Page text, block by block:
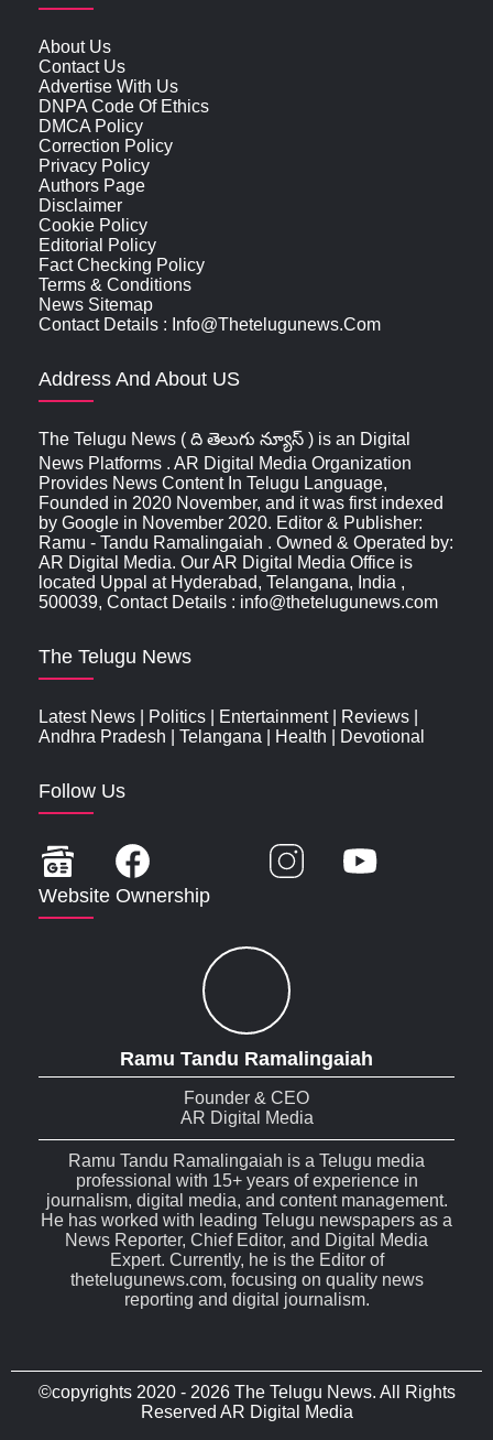
About Us
Contact Us
Advertise With Us
DNPA Code Of Ethics
DMCA Policy
Correction Policy
Privacy Policy
Authors Page
Disclaimer
Cookie Policy
Editorial Policy
Fact Checking Policy
Terms & Conditions
News Sitemap
Contact Details : Info@thetelugunews.com
Address And About US
The Telugu News ( ది తెలుగు న్యూస్‌ ) is an Digital
News Platforms . AR Digital Media Organization
Provides News Content In Telugu Language,
Founded in 2020 November, and it was first indexed
by Google in November 2020. Editor & Publisher:
Ramu - Tandu Ramalingaiah . Owned & Operated by:
AR Digital Media. Our AR Digital Media Office is
located Uppal at Hyderabad, Telangana, India ,
500039, Contact Details : info@thetelugunews.com
The Telugu News
Latest News Politics Entertainment| Reviews
Andhra Pradesh
Telangana Health Devotional
Follow Us
Website Ownership
Ramu Tandu Ramalingaiah
Founder & CEO
AR Digital Media
Ramu Tandu Ramalingaiah is a Telugu media
professional with 15+ years of experience in
journalism, digital media, and content management.
He has worked with leading Telugu newspapers as a
News Reporter, Chief Editor, and Digital Media
Expert. Currently, he is the Editor of
thetelugunews.com, focusing on quality news
reporting and digital journalism.
©copyrights 2020 - 2026 The Telugu News. All Rights
Reserved AR Digital Media